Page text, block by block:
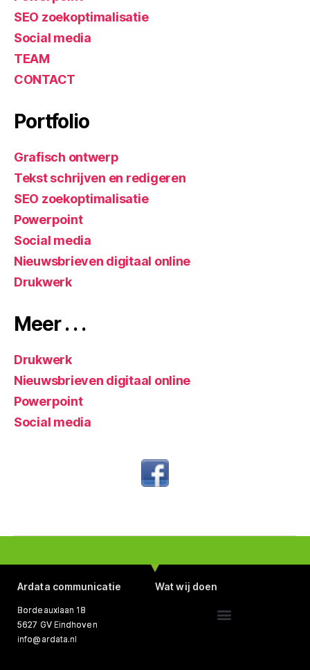
SEO zoekoptimalisatie
Social media
TEAM
CONTACT
Portfolio
Grafisch ontwerp
Tekst schrijven en redigeren
SEO zoekoptimalisatie
Powerpoint
Social media
Nieuwsbrieven digitaal online
Drukwerk
Meer . . .
Drukwerk
Nieuwsbrieven digitaal online
Powerpoint
Social media
Ardata communicatie
Bordeauxlaan 18
5627 GV Eindhoven
info@ardata.nl
Wat wij doen